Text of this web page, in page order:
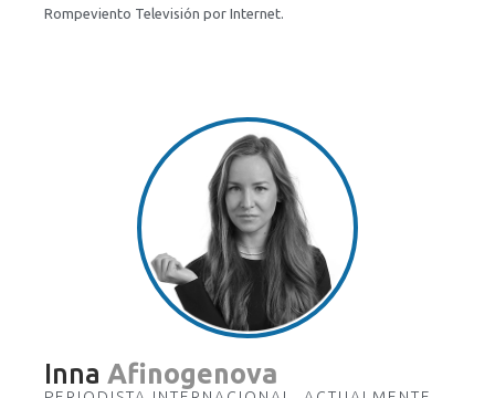
Rompeviento Televisión por Internet.
Inna Afinogenova